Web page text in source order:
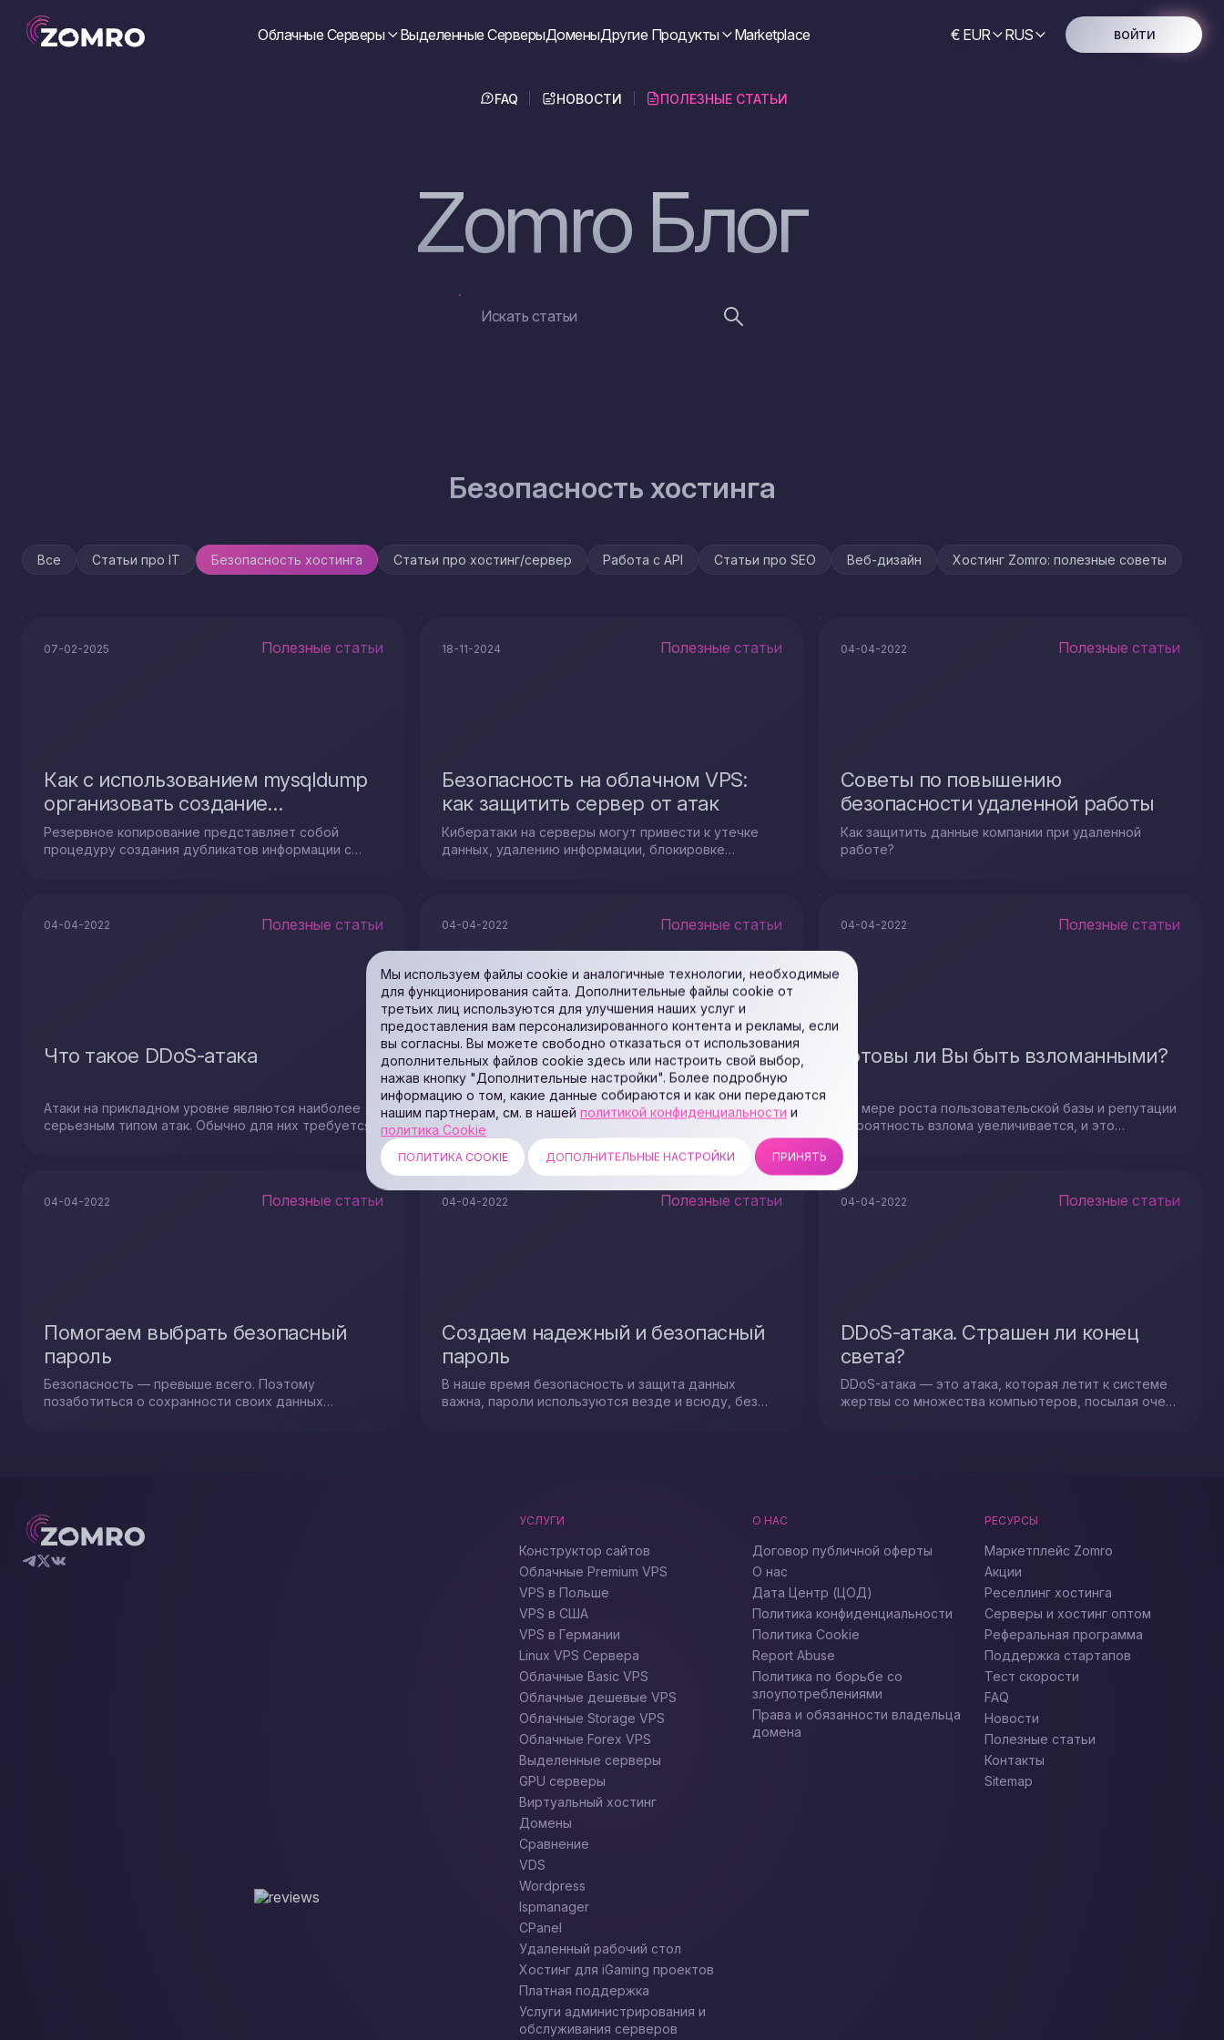
€ EUR RUS ВОЙТИ
Облачные Серверы Выделенные СерверыДоменыДругие Продукты Marketplace
Zomro Блог
FAQ НОВОСТИ ПОЛЕЗНЫЕ СТАТЬИ
Безопасность хостинга
Все Статьи про IT Безопасность хостинга Статьи про хостинг/сервер Работа с API Статьи про SEO Веб-дизайн Хостинг Zomro: полезные советы
07-02-2025 Полезные статьи
Как с использованием mysqldump
организовать создание
автобэкапов
Резервное копирование представляет собой
процедуру создания дубликатов информации с
18-11-2024 Полезные статьи
Безопасность на облачном VPS:
как защитить сервер от атак
Кибератаки на серверы могут привести к утечке
данных, удалению информации, блокировке
04-04-2022 Полезные статьи
Советы по повышению
безопасности удаленной работы
Как защитить данные компании при удаленной
работе?
04-04-2022 Полезные статьи
Что такое DDoS-атака
Атаки на прикладном уровне являются наиболее
серьезным типом атак. Обычно для них требуется
протоколов. Трафик атаки обычно легитимен. Он
04-04-2022 Полезные статьи
Советы по обеспечению
безопасности сайта
Всегда важно знать, как обезопасить сайт, чтобы
избежать взлома в будущем...
04-04-2022 Полезные статьи
Готовы ли Вы быть взломанными?
По мере роста пользовательской базы и репутации
вероятность взлома увеличивается, и это
действительно может случиться с кем-угодно...
04-04-2022 Полезные статьи
Помогаем выбрать безопасный
пароль
Безопасность — превыше всего. Поэтому
позаботиться о сохранности своих данных
04-04-2022 Полезные статьи
Создаем надежный и безопасный
пароль
В наше время безопасность и защита данных
важна, пароли используются везде и всюду, без
04-04-2022 Полезные статьи
DDoS-атака. Страшен ли конец
света?
DDoS-атака — это атака, которая летит к системе
жертвы со множества компьютеров, посылая очень
УСЛУГИ
Конструктор сайтов
Облачные Premium VPS
VPS в Польше
VPS в США
VPS в Германии
Linux VPS Сервера
Облачные Basic VPS
Облачные дешевые VPS
Облачные Storage VPS
Облачные Forex VPS
Выделенные серверы
GPU серверы
Виртуальный хостинг
Домены
Сравнение
VDS
Wordpress
Ispmanager
CPanel
Удаленный рабочий стол
Хостинг для iGaming проектов
Платная поддержка
Услуги администрирования и
обслуживания серверов
О НАС
Договор публичной оферты
О нас
Дата Центр (ЦОД)
Политика конфиденциальности
Политика Cookie
Report Abuse
Политика по борьбе со
злоупотреблениями
Права и обязанности владельца
домена
РЕСУРСЫ
Маркетплейс Zomro
Акции
Реселлинг хостинга
Серверы и хостинг оптом
Реферальная программа
Поддержка стартапов
Тест скорости
FAQ
Новости
Полезные статьи
Контакты
Sitemap
Мы используем файлы cookie и аналогичные технологии, необходимые
для функционирования сайта. Дополнительные файлы cookie от
третьих лиц используются для улучшения наших услуг и
предоставления вам персонализированного контента и рекламы, если
вы согласны. Вы можете свободно отказаться от использования
дополнительных файлов cookie здесь или настроить свой выбор,
нажав кнопку "Дополнительные настройки". Более подробную
информацию о том, какие данные собираются и как они передаются
нашим партнерам, см. в нашей политикой конфиденциальности и
политика Cookie
ПОЛИТИКА COOKIE ДОПОЛНИТЕЛЬНЫЕ НАСТРОЙКИ ПРИНЯТЬ